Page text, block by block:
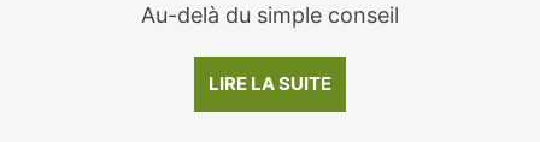
Au-delà du simple conseil
LIRE LA SUITE